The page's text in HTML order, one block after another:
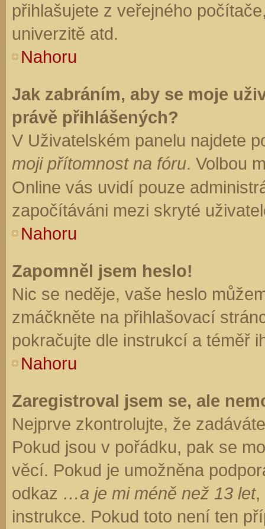
přihlašujete z veřejného
univerzitě atd.
Nahoru
Jak zabráním, aby se moje
právě přihlášených?
V Uživatelském panelu najdete
moji přítomnost na fóru. Volbou
Online vás uvidí pouze
započítáváni mezi skryté
Nahoru
Zapomněl jsem heslo!
Nic se neděje, vaše heslo
zmáčkněte na přihlašovací
pokračujte dle instrukcí a téměř
Nahoru
Zaregistroval jsem se, ale
Nejprve zkontrolujte, že
Pokud jsou v pořádku, pak se
věcí. Pokud je umožněna
odkaz …a je mi méně než 13 let,
instrukce. Pokud toto není ten